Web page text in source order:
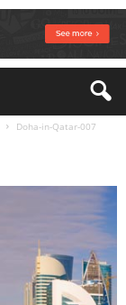
Doha-in-Qatar-007